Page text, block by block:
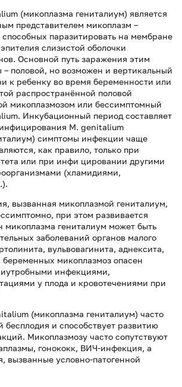
(микоплазма гениталиум) является
представителем микоплазм –
паразитировать на мембране
слизистой оболочки
Основной путь заражения этим
половой, но возможен и вертикальный
к ребенку во время беременности или
распространённой половой
микоплазмозом или бессимптомный
Инкубационный период составляет
M. genitalium
симптомы инфекции чаще
как правило, только при
или при инфи цировании другими
(хламидиями,
вызванная микоплазмой гениталиум,
при этом развивается
гениталиум может быть
заболеваний органов малого
вульвовагинита, аднексита,
микоплазмоз опасен
инфекциями,
у плода и кровотечениями при
(микоплазма гениталиум) часто
бесплодия и способствует развитию
Микоплазмозу часто сопутствуют
гонококк, ВИЧ-инфекция, а
вызванные условно-патогенной